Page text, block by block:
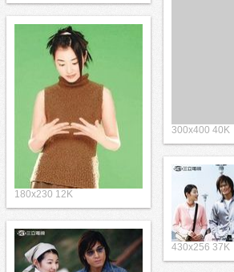
300x400 40K
180x230 12K
430x256 37K